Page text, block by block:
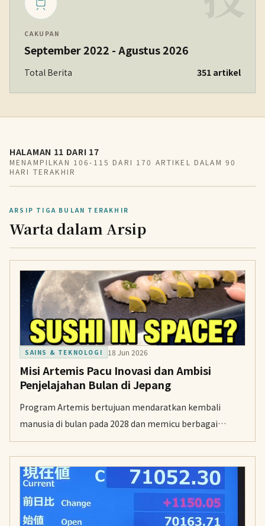
CAKUPAN
September 2022 - Agustus 2026
Total Berita 351 artikel
HALAMAN 11 DARI 17
MENAMPILKAN 106-115 DARI 170 ARTIKEL DALAM 90
HARI TERAKHIR
ARSIP TIGA BULAN TERAKHIR
Warta dalam Arsip
SAINS & TEKNOLOGI 18 Jun 2026
Misi Artemis Pacu Inovasi dan Ambisi
Penjelajahan Bulan di Jepang
Program Artemis bertujuan mendaratkan kembali
manusia di bulan pada 2028 dan memicu berbagai
proyek riset mutakhir di seluruh Jepang. Salah satu
fokusnya adalah pengembangan peralatan pemantauan
bulan oleh pakar meteorit dari Okayama University of
Science.